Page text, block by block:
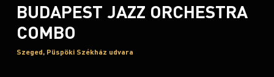
BUDAPEST JAZZ ORCHESTRA
COMBO
Szeged, Püspöki Székház udvara